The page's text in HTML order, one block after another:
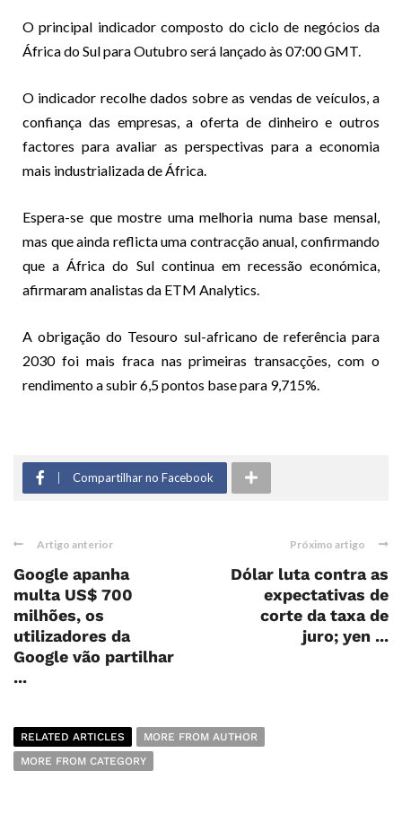
O principal indicador composto do ciclo de negócios da
África do Sul para Outubro será lançado às 07:00 GMT.
O indicador recolhe dados sobre as vendas de veículos, a
confiança das empresas, a oferta de dinheiro e outros
factores para avaliar as perspectivas para a economia
mais industrializada de África.
Espera-se que mostre uma melhoria numa base mensal,
mas que ainda reflicta uma contracção anual, confirmando
que a África do Sul continua em recessão económica,
afirmaram analistas da ETM Analytics.
A obrigação do Tesouro sul-africano de referência para
2030 foi mais fraca nas primeiras transacções, com o
rendimento a subir 6,5 pontos base para 9,715%.
Compartilhar no Facebook
Artigo anterior
Google apanha
multa US$ 700
milhões, os
utilizadores da
Google vão partilhar
...
Próximo artigo
Dólar luta contra as
expectativas de
corte da taxa de
juro; yen ...
RELATED ARTICLES
MORE FROM AUTHOR
MORE FROM CATEGORY